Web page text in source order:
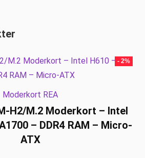
- 2%
Moderkort REA
H2/M.2 Moderkort – Intel
– DDR4 RAM – Micro-
ATX